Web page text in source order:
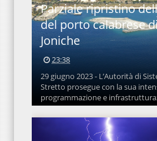
Parziale ripristino
del porto calabrese
Joniche
23:38
29 giugno 2023 - L’Autorità di
Stretto prosegue con la sua
programmazione e